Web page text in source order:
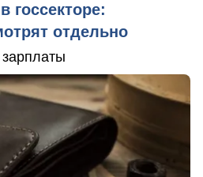
госсекторе:
отдельно